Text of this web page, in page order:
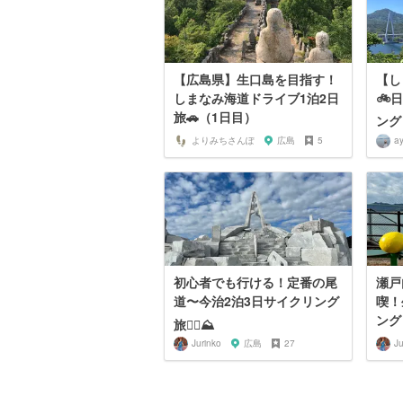
【広島県】生口島を目指す！
しまなみ海道ドライブ1泊2日
旅🚗（1日目）
よりみちさんぽ 広島 5
【
🚲
ング
初心者でも行ける！定番の尾
道〜今治2泊3日サイクリング
旅🚴‍♀️⛰
Jurinko 広島 27
瀬
喫
ング